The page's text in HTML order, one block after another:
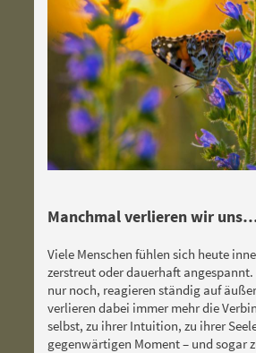
Manchmal verlieren wir
Viele Menschen fühlen sich heute
zerstreut oder dauerhaft
nur noch, reagieren ständig auf
verlieren dabei immer mehr die
selbst, zu ihrer Intuition, zu ihrer
gegenwärtigen Moment – und sogar